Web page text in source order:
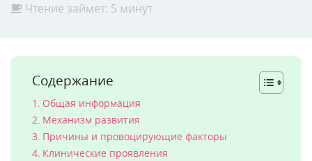
Чтение займет: 5 минут
Содержание
Общая информация
Механизм развития
Причины и провоцирующие факторы
Клинические проявления